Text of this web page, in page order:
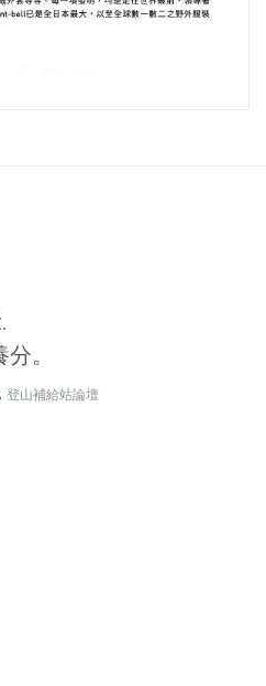
。
, 登山補給站論壇